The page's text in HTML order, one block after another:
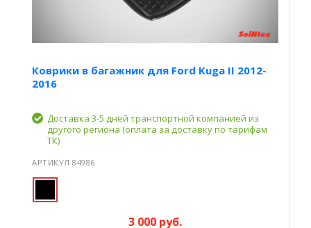
Коврики в багажник для Ford Kuga II 2012-
2016
Доставка 3-5 дней транспортной компанией из
другого региона (оплата за доставку по тарифам
ТК)
АРТИКУЛ 84986
3 000 руб.